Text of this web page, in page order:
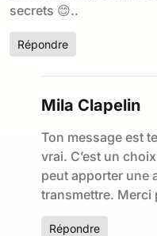
secrets 😊..
Répondre
Mila Clapelin
Ton message est
vrai. C’est un
peut apporter une
transmettre. Merci
Répondre